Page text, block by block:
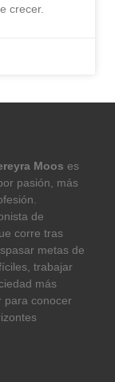
crecer.
Moos es
pasión, más
de
corre tras
metas de
trabajar
más
para conocer